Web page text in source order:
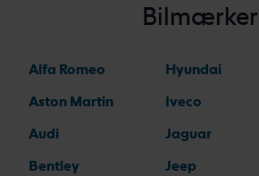
Bilmærker
Alfa Romeo
Aston Martin
Audi
Bentley
Hyundai
Iveco
Jaguar
Jeep